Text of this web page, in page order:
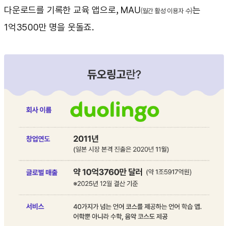
다운로드를 기록한 교육 앱으로, MAU(월간 활성 이용자 수)는
1억3500만 명을 웃돌죠.